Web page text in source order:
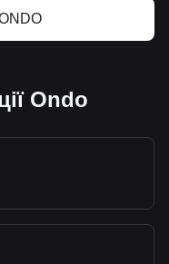
Ondo